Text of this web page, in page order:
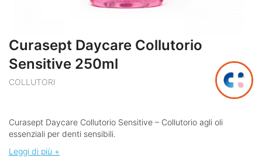
Curasept Daycare Collutorio
Sensitive 250ml
COLLUTORI
Curasept Daycare Collutorio Sensitive – Collutorio agli oli
essenziali per denti sensibili.
Leggi di più +